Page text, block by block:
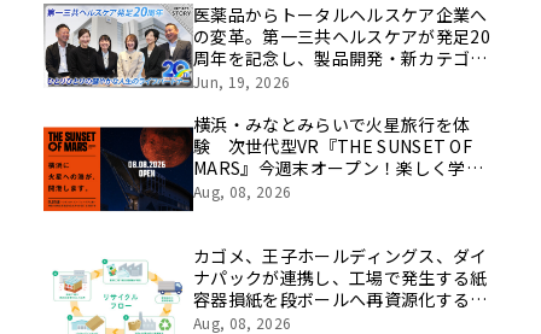
医薬品からトータルヘルスケア企業へ
の変革。第一三共ヘルスケアが発足20
周年を記念し、製品開発・新カテゴリ
挑戦の舞台や旧社統合時のエピソード
像を公開！
Jun, 19, 2026
横浜・みなとみらいで火星旅行を体
験 次世代型VR『THE SUNSET OF
MARS』今週末オープン！楽しく学べ
るパネル展やワークショップなど関連
Aug, 08, 2026
カゴメ、王子ホールディングス、ダイ
ナパックが連携し、工場で発生する紙
容器損紙を段ボールへ再資源化する実
証を開始
Aug, 08, 2026